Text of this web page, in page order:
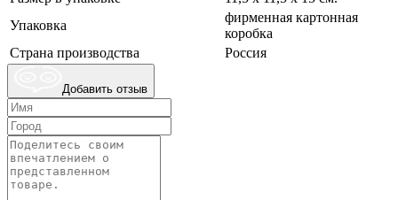
Упаковка
фирменная картонная
коробка
Страна производства
Россия
Добавить отзыв